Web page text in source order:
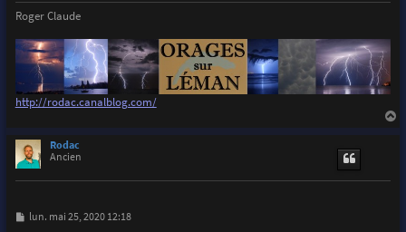
Roger Claude
http://rodac.canalblog.com/
Rodac
Ancien
M
lun. mai 25, 2020 12:18